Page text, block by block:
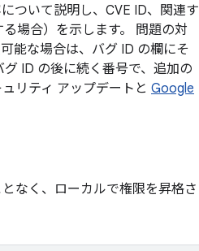
ついて説明し、CVE ID、関連す
場合）を示します。 問題の対
能な場合は、バグ ID の欄にそ
ID の後に続く番号で、追加の
リティ アップデートと Google
なく、ローカルで権限を昇格さ